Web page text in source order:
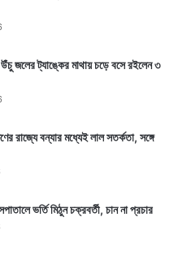
জলের ট্যাঙ্কের মাথায় চড়ে বসে রইলেন ৩
রাজ্যে বন্যার মধ্যেই লাল সতর্কতা, সঙ্গে
ভর্তি মিঠুন চক্রবর্তী, চান না প্রচার